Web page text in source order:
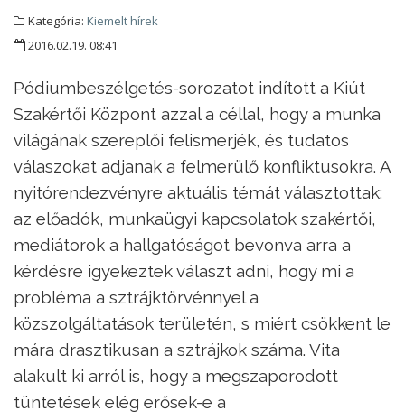
Kategória: Kiemelt hírek
2016.02.19. 08:41
Pódiumbeszélgetés-sorozatot indított a Kiút
Szakértői Központ azzal a céllal, hogy a munka
világának szereplői felismerjék, és tudatos
válaszokat adjanak a felmerülő konfliktusokra. A
nyitórendezvényre aktuális témát választottak:
az előadók, munkaügyi kapcsolatok szakértői,
mediátorok a hallgatóságot bevonva arra a
kérdésre igyekeztek választ adni, hogy mi a
probléma a sztrájktörvénnyel a
közszolgáltatások területén, s miért csökkent le
mára drasztikusan a sztrájkok száma. Vita
alakult ki arról is, hogy a megszaporodott
tüntetések elég erősek-e a